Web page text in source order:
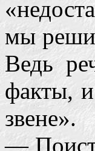
мы
Ведь
факты,
звене».
—